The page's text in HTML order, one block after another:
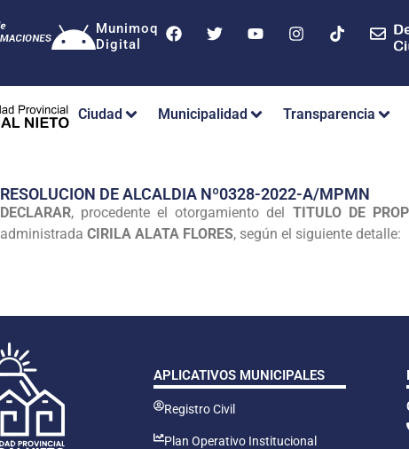
Munimoq
Digital
Ciudad Municipalidad Transparencia
RESOLUCION DE ALCALDIA Nº0328-2022-A/MPMN
DECLARAR, procedente el otorgamiento del TITULO DE
administrada CIRILA ALATA FLORES, según el siguiente detalle:
APLICATIVOS MUNICIPALES
Registro Civil
Plan Operativo Institucional